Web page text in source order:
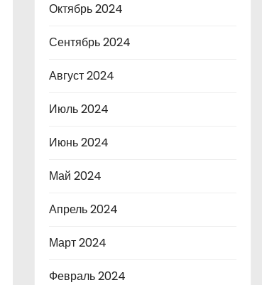
Октябрь 2024
Сентябрь 2024
Август 2024
Июль 2024
Июнь 2024
Май 2024
Апрель 2024
Март 2024
Февраль 2024